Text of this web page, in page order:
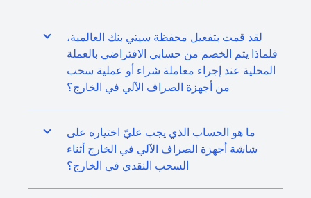
لقد قمت بتفعيل محفظة سيتي بنك العالمية،
فلماذا يتم الخصم من حسابي الافتراضي بالعملة
المحلية عند إجراء معاملة شراء أو عملية سحب
من أجهزة الصراف الآلي في الخارج؟
ما هو الحساب الذي يجب عليّ اختياره على
شاشة أجهزة الصراف الآلي في الخارج أثناء
السحب النقدي في الخارج؟